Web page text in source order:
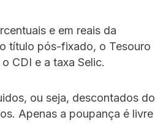
e em reais da
título pós-fixado, o Tesouro
CDI e a taxa Selic.
ou seja, descontados do
Apenas a poupança é livre